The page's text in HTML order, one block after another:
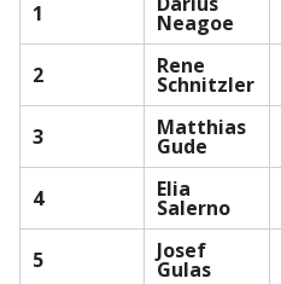
1 Neagoe
2 Rene
Schnitzler
3 Matthias
Gude
4 Elia
Salerno
5 Josef
Gulas